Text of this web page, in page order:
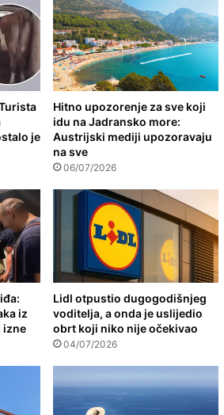
je
Hitno upozorenje za sve koji
idu na Jadransko more:
Austrijski mediji upozoravaju
na sve
06/07/2026
iz
izne
Lidl otpustio dugogodišnjeg
voditelja, a onda je uslijedio
obrt koji niko nije očekivao
04/07/2026